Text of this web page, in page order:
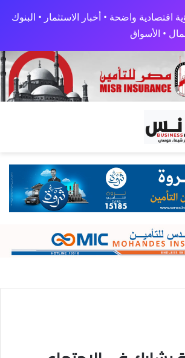
اقتصادية واضحة • أخبار الاستثمار • البنوك
• الأسواق